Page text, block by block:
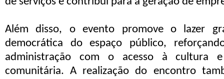
Além disso, o evento promove o lazer
democrática do espaço público,
administração com o acesso à cultura
comunitária. A realização do encontro